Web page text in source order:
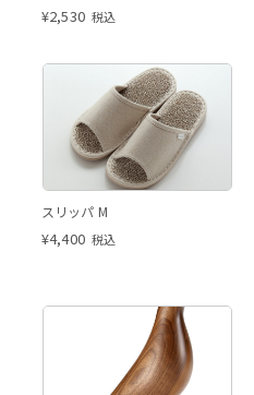
¥2,530 税込
スリッパ M
¥4,400 税込